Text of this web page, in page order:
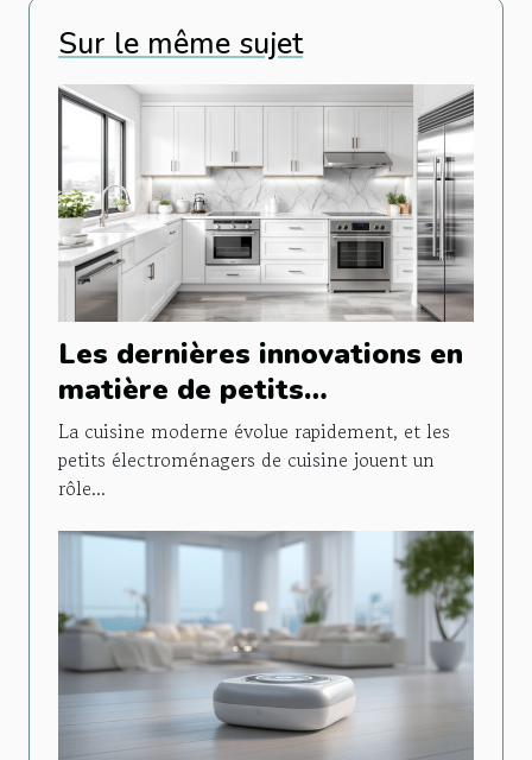
Sur le même sujet
Les dernières innovations en
matière de petits
électroménagers de cuisine
La cuisine moderne évolue rapidement, et les
petits électroménagers de cuisine jouent un
rôle...